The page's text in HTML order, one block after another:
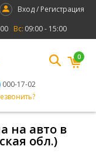
Вход / Регистрация
Вс: 09:00 - 15:00
000-17-02
0
на авто в
обл.)